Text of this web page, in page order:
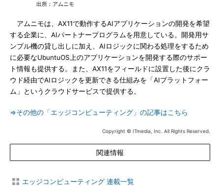
出所：アムニモ
アムニモは、AX11で動作するAIアプリケーションの開発を希望
する企業に、AIパートナープログラムを用意している。開発用サ
ンプル機の貸し出しに加え、AIロジックに関わる処理をするため
に必要なUbuntuOS上のアプリケーションを開発する際のサポー
ト情報も提供する。また、AX11をフィールドに設置した後にクラ
ウド経由でAIロジックを更新できる仕組みを「AIプラットフォー
ム」というクラウドサービスで提供する。
⇒その他の「エッジコンピューティング」の記事はこちら
Copyright © ITmedia, Inc. All Rights Reserved.
関連情報
エッジコンピューティング 連載一覧